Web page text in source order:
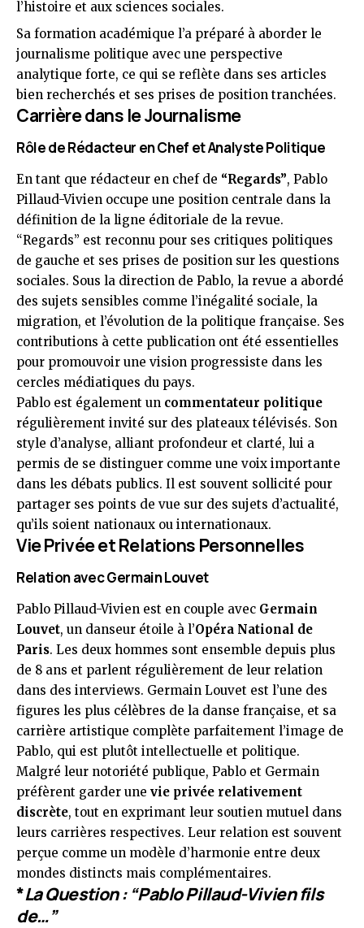
l’histoire et aux sciences sociales.
Sa formation académique l’a préparé à aborder le
journalisme politique avec une perspective
analytique forte, ce qui se reflète dans ses articles
bien recherchés et ses prises de position tranchées.
Carrière dans le Journalisme
Rôle de Rédacteur en Chef et Analyste Politique
En tant que rédacteur en chef de “Regards”, Pablo
Pillaud-Vivien occupe une position centrale dans la
définition de la ligne éditoriale de la revue.
“Regards” est reconnu pour ses critiques politiques
de gauche et ses prises de position sur les questions
sociales. Sous la direction de Pablo, la revue a abordé
des sujets sensibles comme l’inégalité sociale, la
migration, et l’évolution de la politique française. Ses
contributions à cette publication ont été essentielles
pour promouvoir une vision progressiste dans les
cercles médiatiques du pays.
Pablo est également un commentateur politique
régulièrement invité sur des plateaux télévisés. Son
style d’analyse, alliant profondeur et clarté, lui a
permis de se distinguer comme une voix importante
dans les débats publics. Il est souvent sollicité pour
partager ses points de vue sur des sujets d’actualité,
qu’ils soient nationaux ou internationaux.
Vie Privée et Relations Personnelles
Relation avec Germain Louvet
Pablo Pillaud-Vivien est en couple avec Germain
Louvet, un danseur étoile à l’Opéra National de
Paris. Les deux hommes sont ensemble depuis plus
de 8 ans et parlent régulièrement de leur relation
dans des interviews. Germain Louvet est l’une des
figures les plus célèbres de la danse française, et sa
carrière artistique complète parfaitement l’image de
Pablo, qui est plutôt intellectuelle et politique.
Malgré leur notoriété publique, Pablo et Germain
préfèrent garder une vie privée relativement
discrète, tout en exprimant leur soutien mutuel dans
leurs carrières respectives. Leur relation est souvent
perçue comme un modèle d’harmonie entre deux
mondes distincts mais complémentaires.
*La Question : “Pablo Pillaud-Vivien fils
de…”